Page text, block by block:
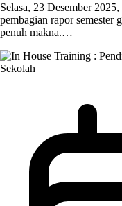
Selasa, 23 Desember
pembagian rapor semester
penuh makna.…
Sekolah